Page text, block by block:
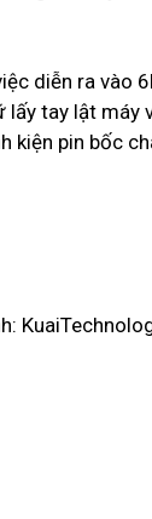
diễn ra vào
tay lật máy
kiện pin bốc